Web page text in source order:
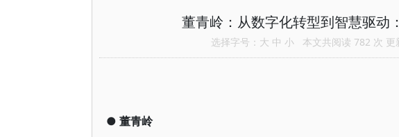
董青岭：从数字化转型到智慧驱动
选择字号： 大 中 小 本文共阅读 782 次
● 董青岭